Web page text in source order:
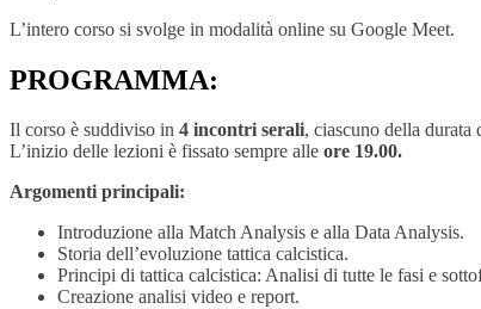
L’intero corso si svolge in modalità online su Google Meet.
PROGRAMMA:
Il corso è suddiviso in 4 incontri serali, ciascuno della durata
L’inizio delle lezioni è fissato sempre alle ore 19.00.
Argomenti principali:
Introduzione alla Match Analysis e alla Data Analysis.
Storia dell’evoluzione tattica calcistica.
Principi di tattica calcistica: Analisi di tutte le fasi e
Creazione analisi video e report.